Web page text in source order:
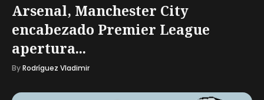
Arsenal, Manchester City
encabezado Premier League
apertura...
ByRodríguez Vladimir